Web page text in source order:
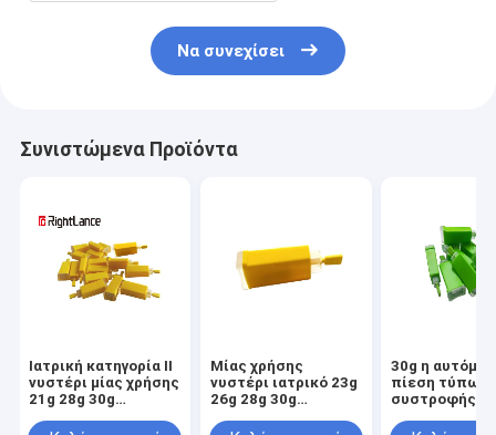
Να συνεχίσει
Συνιστώμενα Προϊόντα
Ιατρική κατηγορία ΙΙ
νυστέρι μίας χρήσης
21g 28g 30g
Μίας χρήσης
νυστέρι ιατρικό 23g
26g 28g 30g
30g η
πίεση τύπων
συστροφής